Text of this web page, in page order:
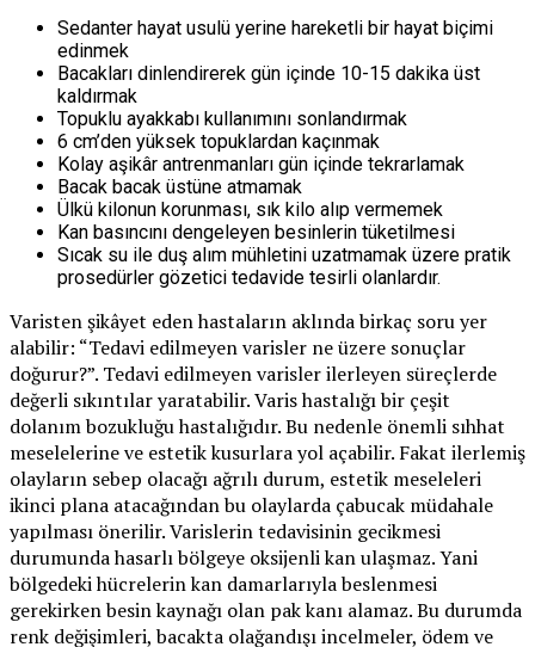
Sedanter hayat usulü yerine hareketli bir hayat biçimi
edinmek
Bacakları dinlendirerek gün içinde 10-15 dakika üst
kaldırmak
Topuklu ayakkabı kullanımını sonlandırmak
6 cm’den yüksek topuklardan kaçınmak
Kolay aşikâr antrenmanları gün içinde tekrarlamak
Bacak bacak üstüne atmamak
Ülkü kilonun korunması, sık kilo alıp vermemek
Kan basıncını dengeleyen besinlerin tüketilmesi
Sıcak su ile duş alım mühletini uzatmamak üzere pratik
prosedürler gözetici tedavide tesirli olanlardır.
Varisten şikâyet eden hastaların aklında birkaç soru yer
alabilir: “Tedavi edilmeyen varisler ne üzere sonuçlar
doğurur?”. Tedavi edilmeyen varisler ilerleyen süreçlerde
değerli sıkıntılar yaratabilir. Varis hastalığı bir çeşit
dolanım bozukluğu hastalığıdır. Bu nedenle önemli sıhhat
meselelerine ve estetik kusurlara yol açabilir. Fakat ilerlemiş
olayların sebep olacağı ağrılı durum, estetik meseleleri
ikinci plana atacağından bu olaylarda çabucak müdahale
yapılması önerilir. Varislerin tedavisinin gecikmesi
durumunda hasarlı bölgeye oksijenli kan ulaşmaz. Yani
bölgedeki hücrelerin kan damarlarıyla beslenmesi
gerekirken besin kaynağı olan pak kanı alamaz. Bu durumda
renk değişimleri, bacakta olağandışı incelmeler, ödem ve